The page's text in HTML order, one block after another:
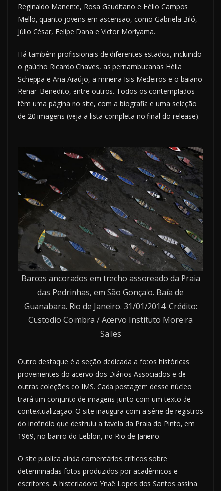
Reginaldo Manente, Rosa Gauditano e Hélio Campos
Mello, quanto jovens em ascensão, como Gabriela Biló,
Júlio César, Felipe Dana e Victor Moriyama.
Há também profissionais de diferentes estados, incluindo
o gaúcho Ricardo Chaves, as pernambucanas Hélia
Scheppa e Ana Araújo, a mineira Isis Medeiros e o baiano
Renan Benedito, entre outros. Todos os contemplados
têm uma página no site, com a biografia e uma seleção
de 20 imagens (veja a lista completa no final do release).
Barcos ancorados em trecho assoreado da Praia
das Pedrinhas, em São Gonçalo. Baía de
Guanabara. Rio de Janeiro. 31/01/2014. Crédito:
Custodio Coimbra / Acervo Instituto Moreira
Salles
Outro destaque é a seção dedicada a fotos históricas
provenientes do acervo dos Diários Associados e de
outras coleções do IMS. Cada postagem desse núcleo
trará um conjunto de imagens junto com um texto de
contextualização. O site inaugura com a série de registros
do incêndio que destruiu a favela da Praia do Pinto, em
1969, no bairro do Leblon, no Rio de Janeiro.
O site publica ainda comentários críticos sobre
determinadas fotos produzidos por acadêmicos e
escritores. A historiadora Ynaê Lopes dos Santos assina